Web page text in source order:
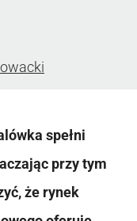
spełni
przy tym
że rynek